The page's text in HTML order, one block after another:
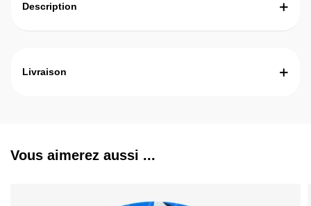
Description
Livraison
Vous aimerez aussi ...